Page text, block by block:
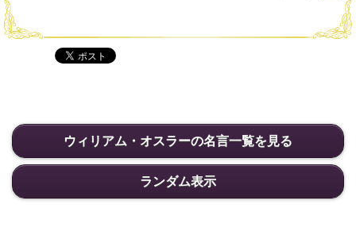
ウィリアム・オスラーの名言一覧を見る
ランダム表示